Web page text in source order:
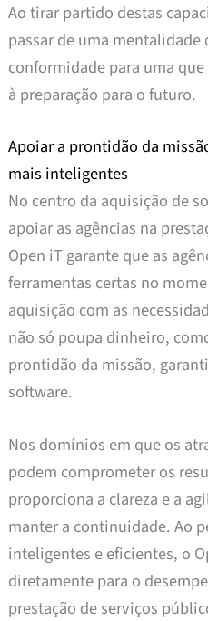
Ao tirar partido destas
passar de uma
conformidade para uma
à preparação para o futuro.
Apoiar a prontidão da
mais inteligentes
No centro da aquisição de
apoiar as agências na
Open iT garante que as
ferramentas certas no
aquisição com as
não só poupa dinheiro,
prontidão da missão,
software.
Nos domínios em que os
podem comprometer os
proporciona a clareza e a
manter a continuidade. Ao
inteligentes e eficientes, o
diretamente para o
prestação de serviços